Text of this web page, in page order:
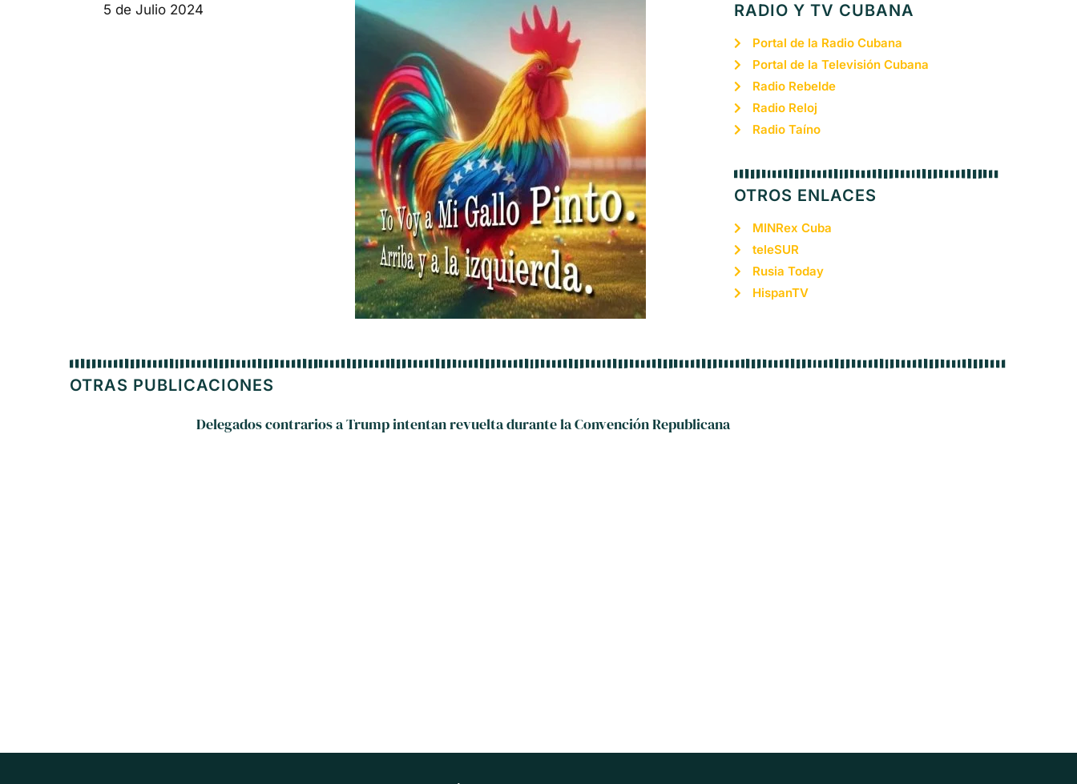
5 de Julio 2024
RADIO Y TV CUBANA
Portal de la Radio Cubana
Portal de la Televisión Cubana
Radio Rebelde
Radio Reloj
Radio Taíno
OTROS ENLACES
MINRex Cuba
teleSUR
Rusia Today
HispanTV
OTRAS PUBLICACIONES
Delegados contrarios a Trump intentan revuelta durante la Convención Republicana